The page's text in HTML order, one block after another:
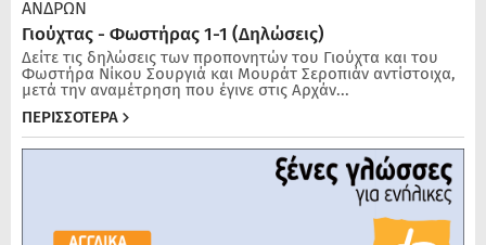
ΑΝΔΡΏΝ
Γιούχτας - Φωστήρας 1-1 (Δηλώσεις)
Δείτε τις δηλώσεις των προπονητών του Γιούχτα και του
Φωστήρα Νίκου Σουργιά και Μουράτ Σεροπιάν αντίστοιχα,
μετά την αναμέτρηση που έγινε στις Αρχάν...
ΠΕΡΙΣΣΟΤΕΡΑ